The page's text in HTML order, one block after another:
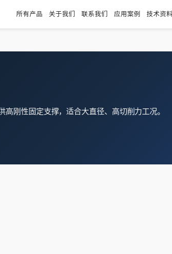
所有产品 关于我们 联系我们 应用案例 技术资料
刚性固定支撑，适合大直径、高切削力工况。